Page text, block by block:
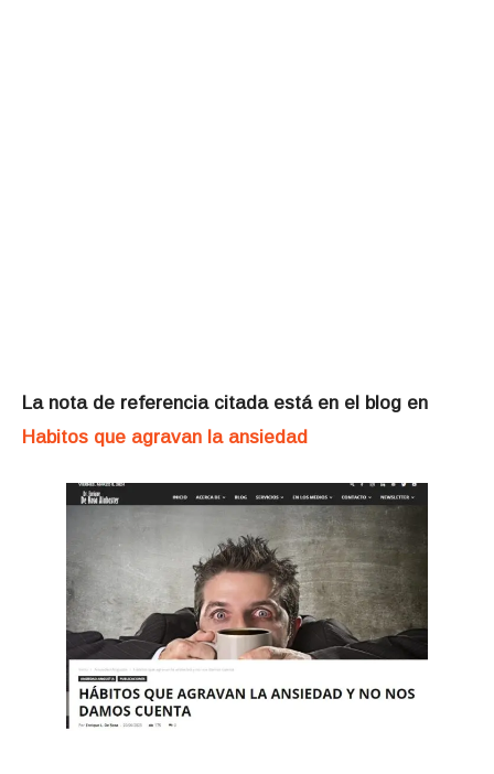
La nota de referencia citada está en el blog en
Habitos que agravan la ansiedad